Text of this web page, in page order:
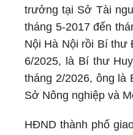
trưởng tại Sở Tài
tháng 5-2017 đến
Nội Hà Nội rồi Bí thư
6/2025, là Bí thư
tháng 2/2026, ông
Sở Nông nghiệp và
HĐND thành phố